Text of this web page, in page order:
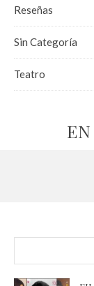
Reseñas
Sin Categoría
Teatro